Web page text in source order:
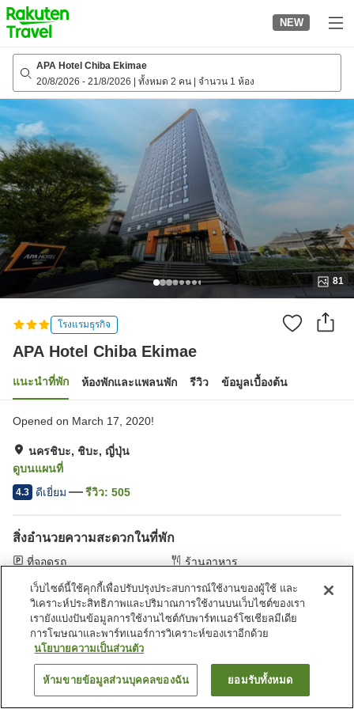
to
top
page
NEW
APA Hotel Chiba Ekimae
20/8/2026 - 21/8/2026 ทั้งหมด 2 คน จำนวน 1 ห้อง
81
โรงแรมธุรกิจ
APA Hotel Chiba Ekimae
แนะนำที่พัก ห้องพักและแพลนพัก รีวิว ข้อมูลเบื้องต้น
Opened on March 17, 2020!
นครชิบะ, ชิบะ, ญี่ปุ่น
ดูบนแผนที่
4.3 ดีเยี่ยม รีวิว: 505
สิ่งอำนวยความสะดวกในที่พัก
ที่จอดรถ
ร้านอาหาร
หน้าแรก ญี่ปุ่น ชิบะ นครชิบะ APA Hotel Chiba Ekimae
ค้นหาห้องพัก
เว็บไซต์นี้ใช้คุกกี้เพื่อปรับปรุงประสบการณ์ใช้งานของผู้ใช้ และ
วิเคราะห์ประสิทธิภาพและปริมาณการใช้งานบนเว็บไซต์ของเรา
เรายังแบ่งปันข้อมูลการใช้งานไซต์กับพาร์ทเนอร์โซเชียลมีเดีย
การโฆษณาและพาร์ทเนอร์การวิเคราะห์ของเราอีกด้วย
นโยบายความเป็นส่วนตัว
ห้ามขายข้อมูลส่วนบุคคลของฉัน ยอมรับทั้งหมด